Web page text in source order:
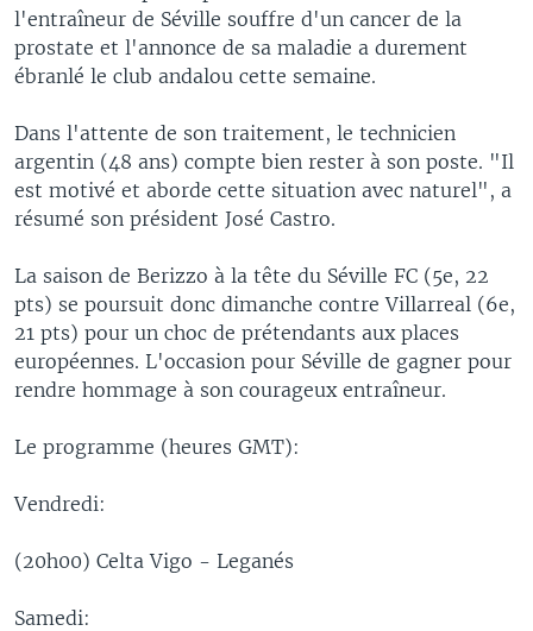
l'entraîneur de Séville souffre d'un cancer de la
prostate et l'annonce de sa maladie a durement
ébranlé le club andalou cette semaine.
Dans l'attente de son traitement, le technicien
argentin (48 ans) compte bien rester à son poste. "Il
est motivé et aborde cette situation avec naturel", a
résumé son président José Castro.
La saison de Berizzo à la tête du Séville FC (5e, 22
pts) se poursuit donc dimanche contre Villarreal (6e,
21 pts) pour un choc de prétendants aux places
européennes. L'occasion pour Séville de gagner pour
rendre hommage à son courageux entraîneur.
Le programme (heures GMT):
Vendredi:
(20h00) Celta Vigo - Leganés
Samedi: